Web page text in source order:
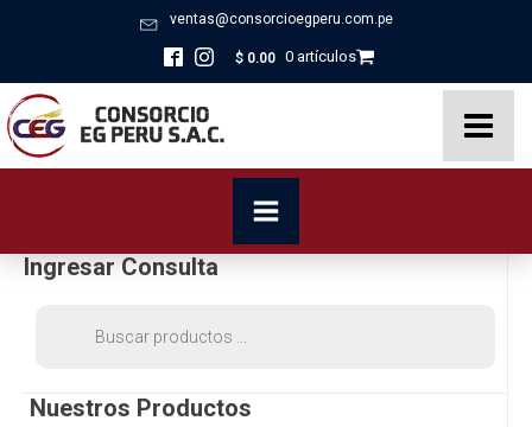
ventas@consorcioegperu.com.pe
$ 0.00 0 artículos
Ingresar Consulta
Nuestros Productos